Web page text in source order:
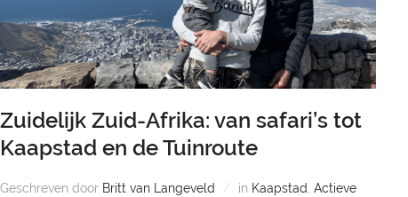
Zuidelijk Zuid-Afrika: van safari’s tot
Kaapstad en de Tuinroute
Geschreven door Britt van Langeveld in Kaapstad, Actieve